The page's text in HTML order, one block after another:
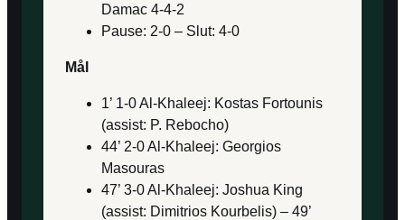
Damac 4-4-2
Pause: 2-0 – Slut: 4-0
Mål
1’ 1-0 Al-Khaleej: Kostas Fortounis
(assist: P. Rebocho)
44’ 2-0 Al-Khaleej: Georgios
Masouras
47’ 3-0 Al-Khaleej: Joshua King
(assist: Dimitrios Kourbelis) – 49’